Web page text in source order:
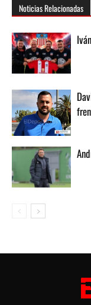
Noticias Relacionadas